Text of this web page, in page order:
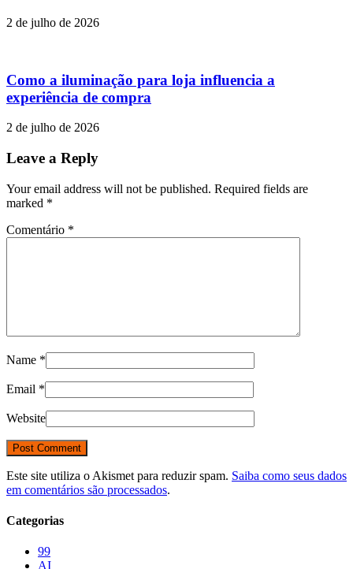
2 de julho de 2026
Como a iluminação para loja influencia a
experiência de compra
2 de julho de 2026
Leave a Reply
Your email address will not be published. Required fields are
marked *
Comentário *
Name *
Email *
Website
Este site utiliza o Akismet para reduzir spam. Saiba como seus dados
em comentários são processados.
Categorias
99
AI